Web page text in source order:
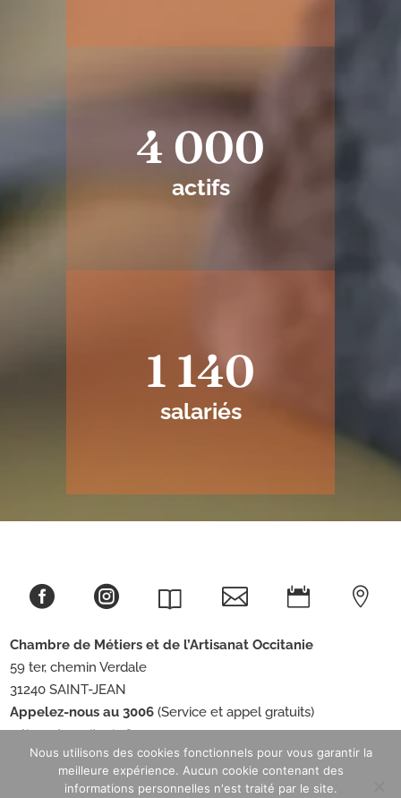
4 000
actifs
1 140
salariés
    
Chambre de Métiers et de l’ArtisanatOccitanie
59 ter, chemin Verdale
31240 SAINT-JEAN
Appelez-nous au 3006 (Service et appel gratuits)
artisanat-occitanie.fr
Nous utilisons des cookies fonctionnels pour vous garantir la
meilleure expérience. Aucun cookie contenant des
informations personnelles n'est traité par le site.